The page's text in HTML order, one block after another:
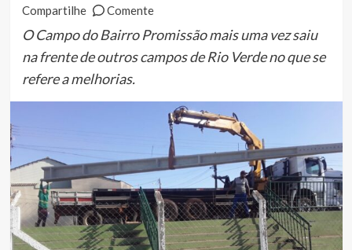
Compartilhe
Comente
O Campo do Bairro Promissão mais uma vez saiu
na frente de outros campos de Rio Verde no que se
refere a melhorias.